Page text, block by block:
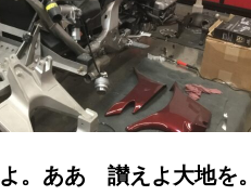
。ああ 讃えよ大地を。